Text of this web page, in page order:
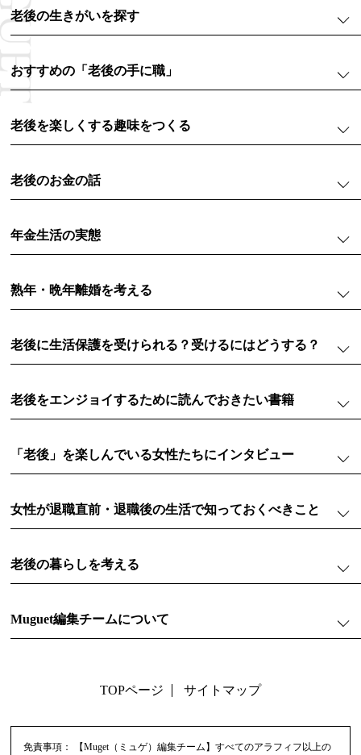
老後の生きがいを探す
おすすめの「老後の手に職」
老後を楽しくする趣味をつくる
老後のお金の話
年金生活の実態
熟年・晩年離婚を考える
老後に生活保護を受けられる？受けるにはどうする？
老後をエンジョイするために読んでおきたい書籍
「老後」を楽しんでいる女性たちにインタビュー
女性が退職直前・退職後の生活で知っておくべきこと
老後の暮らしを考える
Muguet編集チームについて
TOPページ サイトマップ
免責事項： 【Muget（ミュゲ）編集チーム】すべてのアラフィフ以上の